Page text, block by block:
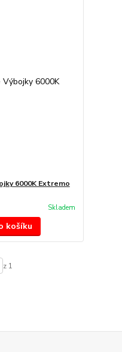
6000K Extremo
Skladem
košíku
z 1